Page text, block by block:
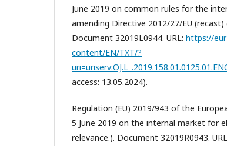
June 2019 on common rules for the
amending Directive 2012/27/EU (recast)
Document 32019L0944. URL: https://
content/EN/TXT/?
access: 13.05.2024).
Regulation (EU) 2019/943 of the
5 June 2019 on the internal market for
relevance.). Document 32019R0943.